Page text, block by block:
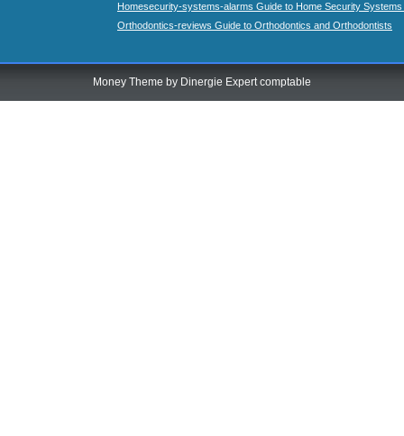
Homesecurity-systems-alarms Guide to Home Security Systems
Orthodontics-reviews Guide to Orthodontics and Orthodontists
Money Theme by Dinergie Expert comptable